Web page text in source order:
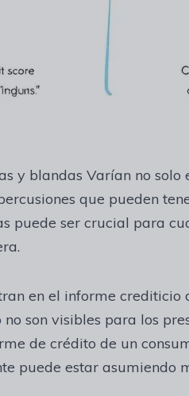
y blandas Varían no
que pueden
puede ser crucial para
en el informe crediticio
son visibles para los
de crédito de un
puede estar asumiendo